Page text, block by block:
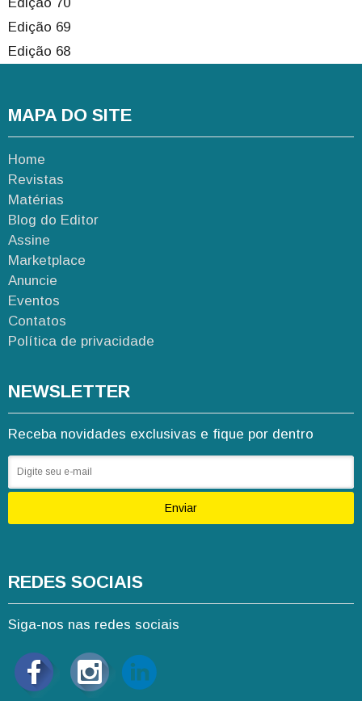
Edição 69
Edição 68
MAPA DO SITE
Home
Revistas
Matérias
Blog do Editor
Assine
Marketplace
Anuncie
Eventos
Contatos
Política de privacidade
NEWSLETTER
Receba novidades exclusivas e fique por dentro
Enviar
REDES SOCIAIS
Siga-nos nas redes sociais